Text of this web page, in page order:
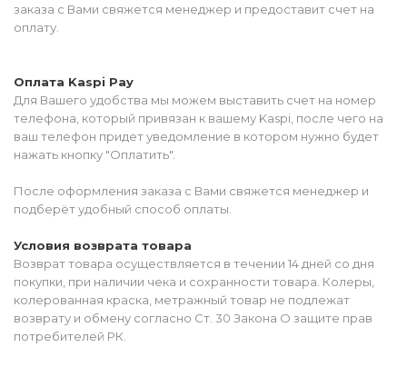
заказа с Вами свяжется менеджер и предоставит счет на
оплату.
Оплата Kaspi Pay
Для Вашего удобства мы можем выставить счет на номер
телефона, который привязан к вашему Kaspi, после чего на
ваш телефон придет уведомление в котором нужно будет
нажать кнопку "Оплатить".
После оформления заказа с Вами свяжется менеджер и
подберёт удобный способ оплаты.
Условия возврата товара
Возврат товара осуществляется в течении 14 дней со дня
покупки, при наличии чека и сохранности товара. Колеры,
колерованная краска, метражный товар не подлежат
возврату и обмену согласно Ст. 30 Закона О защите прав
потребителей РК.